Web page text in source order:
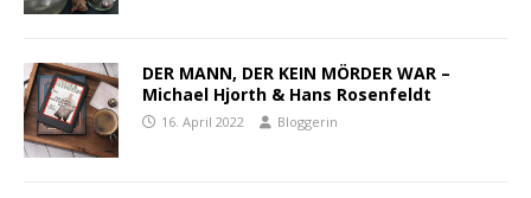
DER MANN, DER KEIN MÖRDER WAR –
Michael Hjorth & Hans Rosenfeldt
16. April 2022 Bloggerin